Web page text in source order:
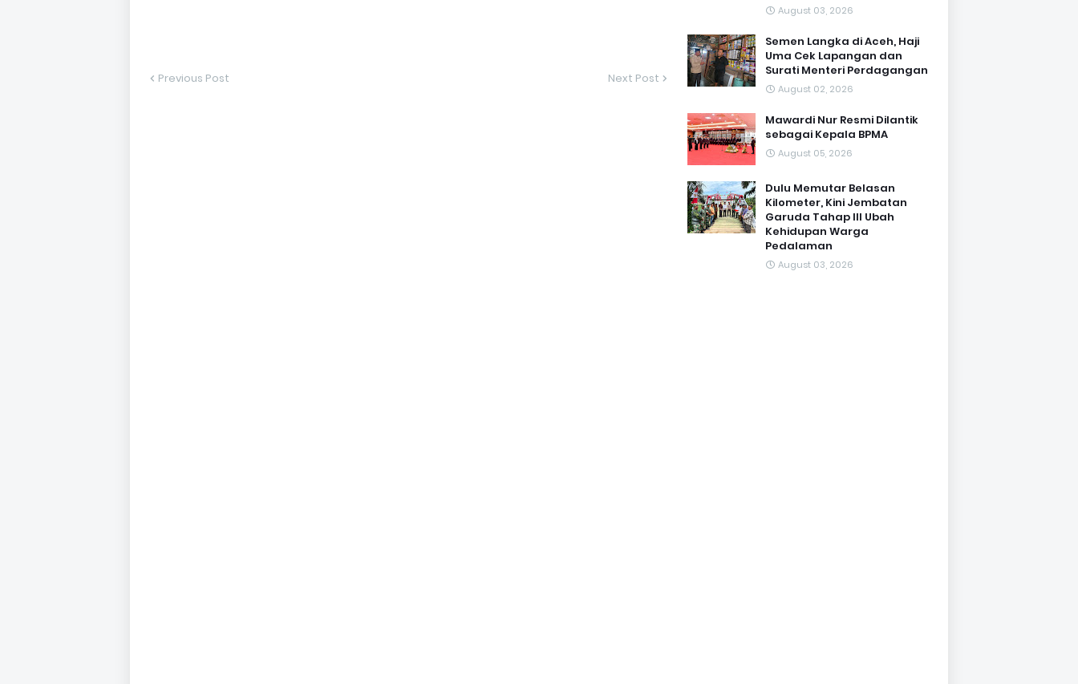
Previous Post Next Post
August 03, 2026
Semen Langka di Aceh, Haji
Uma Cek Lapangan dan
Surati Menteri Perdagangan
August 02, 2026
Mawardi Nur Resmi Dilantik
sebagai Kepala BPMA
August 05, 2026
Dulu Memutar Belasan
Kilometer, Kini Jembatan
Garuda Tahap III Ubah
Kehidupan Warga
Pedalaman ‎
August 03, 2026